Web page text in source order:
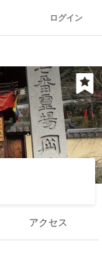
ログイン
アクセス